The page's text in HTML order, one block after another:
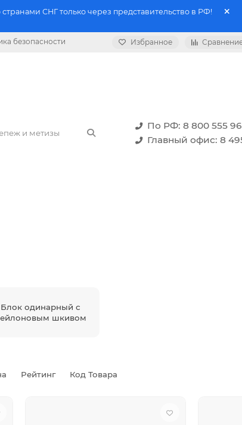
СНГ только через представительство в РФ!
безопасности Избранное
По РФ: 8 800 555
Главный офис: 8
Блок одинарный с
шкивом
Рейтинг Код Товара